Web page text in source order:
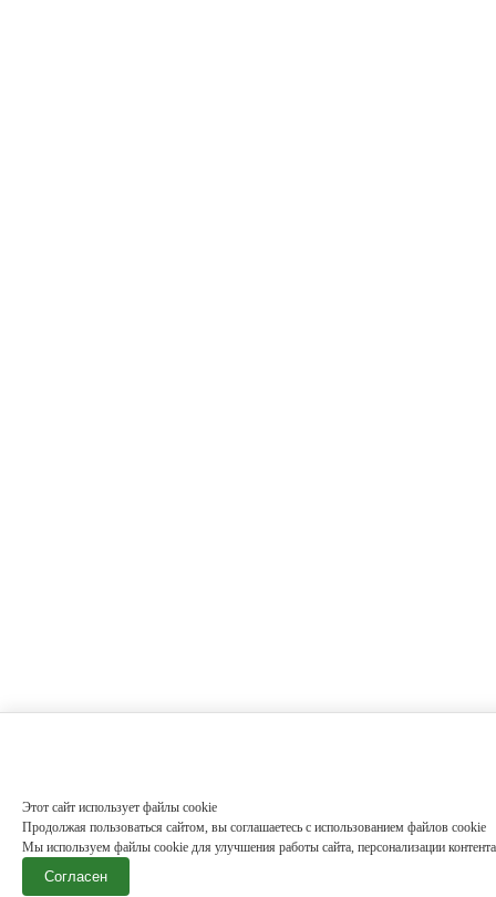
Этот сайт использует файлы cookie
Продолжая пользоваться сайтом, вы соглашаетесь с использованием файлов cookie
Мы используем файлы cookie для улучшения работы сайта, персонализации
Согласен